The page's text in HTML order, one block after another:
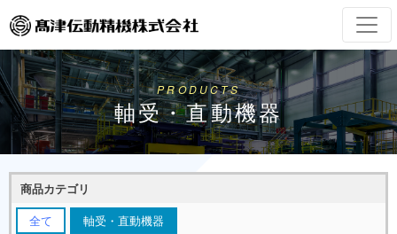
PRODUCTS
軸受・直動機器
商品カテゴリ
全て 軸受・直動機器